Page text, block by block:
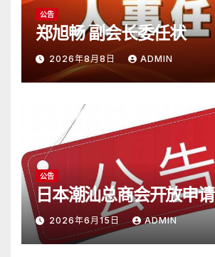
公告
郑旭畅 副会长委任状
2026年8月8日 ADMIN
公告
日本潮汕总商会开放申请
2026年6月15日 ADMIN